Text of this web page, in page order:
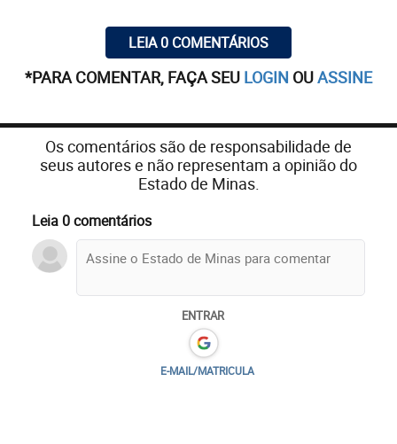
LEIA 0 COMENTÁRIOS
*PARA COMENTAR, FAÇA SEU LOGIN OUASSINE
Os comentários são de responsabilidade de
seus autores e não representam a opinião do
Estado de Minas.
Leia 0 comentários
ENTRAR
E-MAIL/MATRICULA